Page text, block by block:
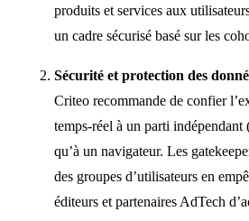
produits et services aux
un cadre sécurisé basé sur les
Sécurité et protection des
Criteo recommande de confier
temps-réel à un parti indépendant
qu’à un navigateur. Les
des groupes d’utilisateurs en
éditeurs et partenaires AdTech